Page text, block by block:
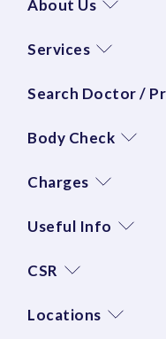
About Us
Services
Search Doctor /
Body Check
Charges
Useful Info
CSR
Locations